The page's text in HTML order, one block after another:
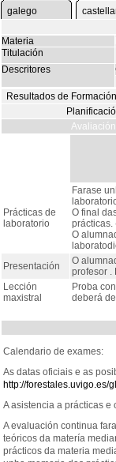
galego
Materia
Titulación
Descritores
Resultados de
Avaliación
Prácticas de
laboratorio
Farase
O final
prácticas.
O
Presentación
O
profesor .
Lección
maxistral
Proba
deberá
Calendario de exames:
As datas oficiais e as
http://forestales.uvigo.es/
A asistencia a prácticas e
A evaluación continua
teóricos da matería
prácticos da materia